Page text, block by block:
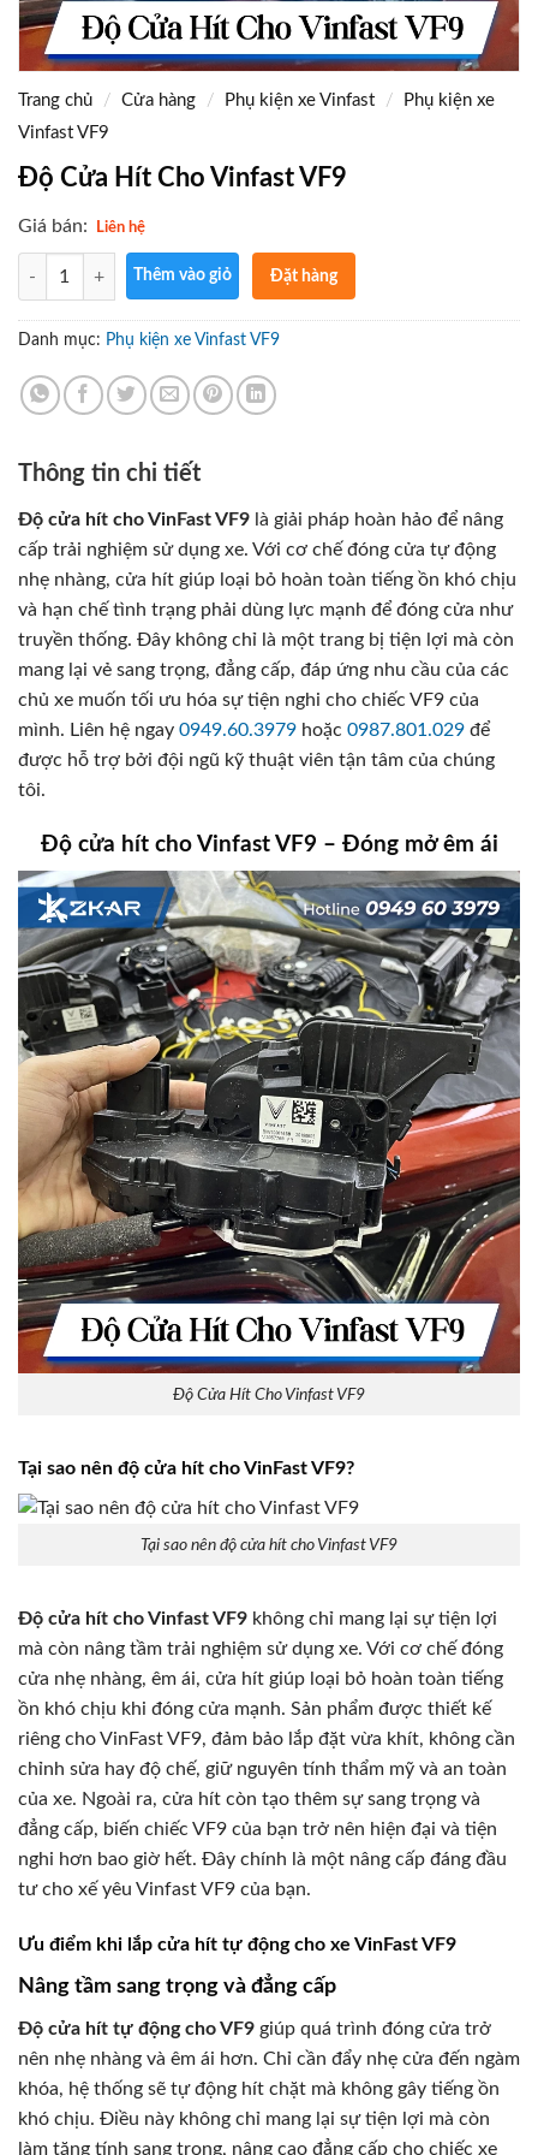
Trang chủ / Cửa hàng / Phụ kiện xe Vinfast /
Phụ kiện xe
Vinfast VF9
Độ Cửa Hít Cho Vinfast VF9
Giá bán: Liên hệ
Số lượng
Thêm vào giỏ
Đặt hàng
Gọi điện
Danh mục: Phụ kiện xe Vinfast VF9
Thông tin chi tiết
Độ cửa hít cho VinFast VF9 là giải pháp hoàn hảo để nâng
cấp trải nghiệm sử dụng xe. Với cơ chế đóng cửa tự động
nhẹ nhàng, cửa hít giúp loại bỏ hoàn toàn tiếng ồn khó chịu
và hạn chế tình trạng phải dùng lực mạnh để đóng cửa như
truyền thống. Đây không chỉ là một trang bị tiện lợi mà còn
mang lại vẻ sang trọng, đẳng cấp, đáp ứng nhu cầu của các
chủ xe muốn tối ưu hóa sự tiện nghi cho chiếc VF9 của
mình. Liên hệ ngay 0949.60.3979 hoặc 0987.801.029 để
được hỗ trợ bởi đội ngũ kỹ thuật viên tận tâm của chúng
tôi.
Độ cửa hít cho Vinfast VF9 – Đóng mở êm ái
Độ Cửa Hít Cho Vinfast VF9
Tại sao nên độ cửa hít cho VinFast VF9?
Tại sao nên độ cửa hít cho Vinfast VF9
Độ cửa hít cho Vinfast VF9 không chỉ mang lại sự tiện lợi
mà còn nâng tầm trải nghiệm sử dụng xe. Với cơ chế đóng
cửa nhẹ nhàng, êm ái, cửa hít giúp loại bỏ hoàn toàn tiếng
ồn khó chịu khi đóng cửa mạnh. Sản phẩm được thiết kế
riêng cho VinFast VF9, đảm bảo lắp đặt vừa khít, không cần
chỉnh sửa hay độ chế, giữ nguyên tính thẩm mỹ và an toàn
của xe. Ngoài ra, cửa hít còn tạo thêm sự sang trọng và
đẳng cấp, biến chiếc VF9 của bạn trở nên hiện đại và tiện
nghi hơn bao giờ hết. Đây chính là một nâng cấp đáng đầu
tư cho xế yêu Vinfast VF9 của bạn.
Ưu điểm khi lắp cửa hít tự động cho xe VinFast VF9
Nâng tầm sang trọng và đẳng cấp
Độ cửa hít tự động cho VF9 giúp quá trình đóng cửa trở
nên nhẹ nhàng và êm ái hơn. Chỉ cần đẩy nhẹ cửa đến ngàm
khóa, hệ thống sẽ tự động hít chặt mà không gây tiếng ồn
khó chịu. Điều này không chỉ mang lại sự tiện lợi mà còn
làm tăng tính sang trọng, nâng cao đẳng cấp cho chiếc xe